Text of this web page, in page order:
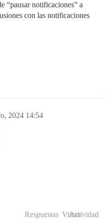
“pausar notificaciones” a
con las notificaciones
2024 14:54
Respuestas Vistas
Actividad